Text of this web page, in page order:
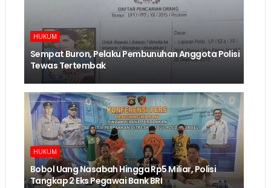
HUKUM
Sempat Buron, Pelaku Pembunuhan Anggota Polisi
Tewas Tertembak
HUKUM
Bobol Uang Nasabah Hingga Rp5 Miliar, Polisi
Tangkap 2 Eks Pegawai Bank BRI